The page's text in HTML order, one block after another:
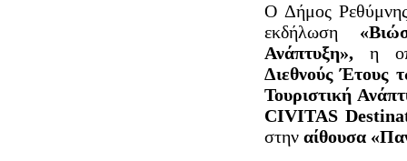
O Δήμος
εκδήλωση
Ανάπτυξη», η
Διεθνούς Έτους
Τουριστική
CIVITAS
στην αίθουσα